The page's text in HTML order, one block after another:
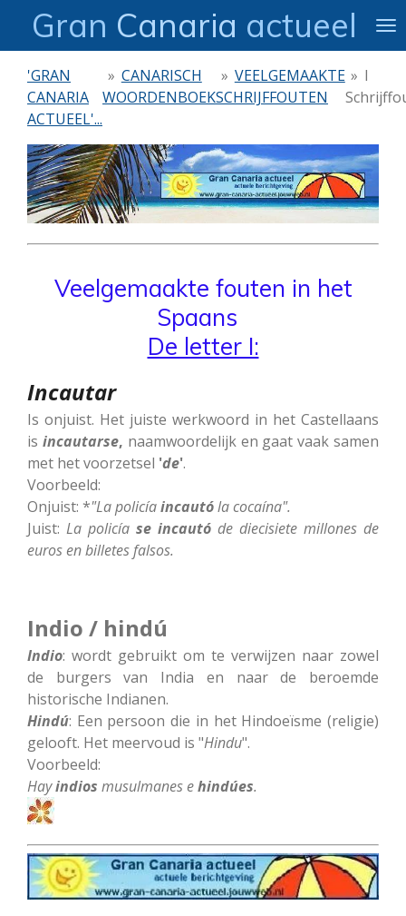
direct
hoofdinhoud
Gran Canaria actueel
'GRAN
CANARIA
ACTUEEL'...
» CANARISCH
WOORDENBOEK
» VEELGEMAAKTE
SCHRIJFFOUTEN
» I
Veelgemaakte fouten in het
Spaans
De letter I:
Incautar
Is onjuist. Het juiste werkwoord in het Castellaans
is incautarse, naamwoordelijk en gaat vaak samen
met het voorzetsel 'de'.
Voorbeeld:
Onjuist: *"La policíaincautóla cocaína".
Juist: La policía se incautó de diecisiete millones de
euros en billetes falsos.
Indio / hindú
Indio: wordt gebruikt om te verwijzen naar zowel
de burgers van India en naar de beroemde
historische Indianen.
Hindú: Een persoon die in het Hindoeïsme (religie)
gelooft. Het meervoud is "Hindu".
Voorbeeld:
Hayindios musulmanes ehindúes.